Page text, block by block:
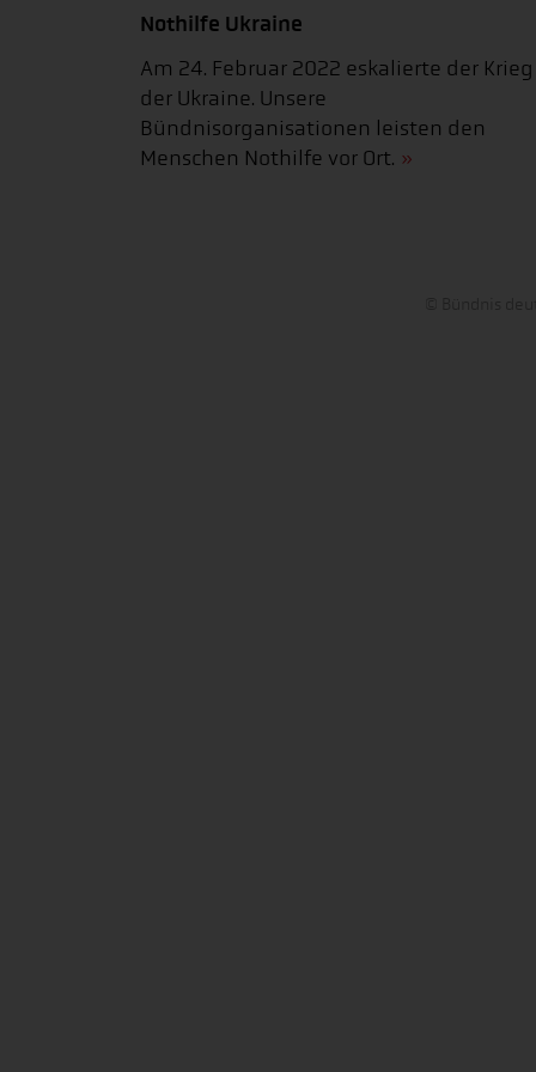
Nothilfe Ukraine
Am 24. Februar 2022 eskalierte der
der Ukraine. Unsere
Bündnisorganisationen leisten den
Menschen Nothilfe vor Ort.